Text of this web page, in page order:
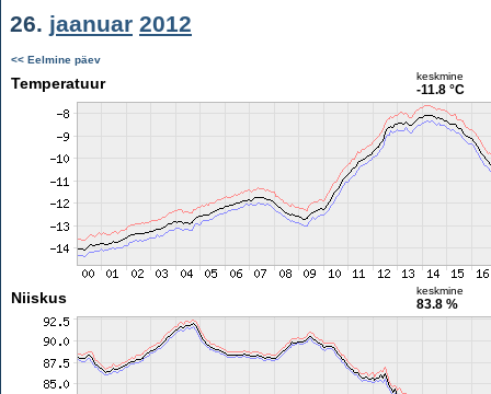
26. jaanuar 2012
<< Eelmine päev
Temperatuur keskmine
-11.8 °C
Niiskus keskmine
83.8 %